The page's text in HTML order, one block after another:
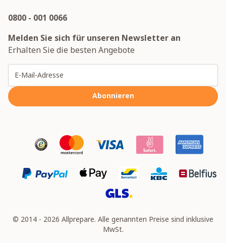
0800 - 001 0066
Melden Sie sich für unseren Newsletter an
Erhalten Sie die besten Angebote
Abonnieren
© 2014 - 2026 Allprepare. Alle genannten Preise sind inklusive
MwSt.